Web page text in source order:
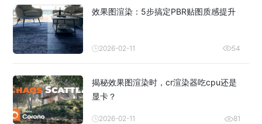
效果图渲染：5步搞定PBR贴图质感提升
2026-02-11 54
揭秘效果图渲染时，cr渲染器吃cpu还是
显卡？
2026-02-11 81